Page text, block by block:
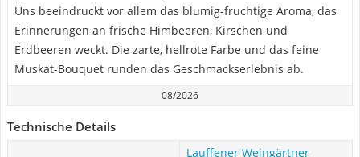
Uns beeindruckt vor allem das blumig-fruchtige Aroma, das
Erinnerungen an frische Himbeeren, Kirschen und
Erdbeeren weckt. Die zarte, hellrote Farbe und das feine
Muskat-Bouquet runden das Geschmackserlebnis ab.
08/2026
Technische Details
Lauffener Weingärtner